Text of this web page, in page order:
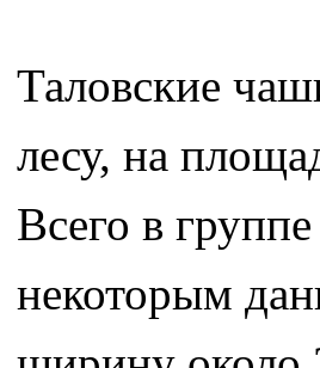
Таловские
лесу, на
Всего в
некоторым